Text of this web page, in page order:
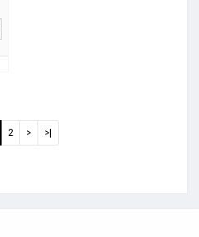
2 > >|